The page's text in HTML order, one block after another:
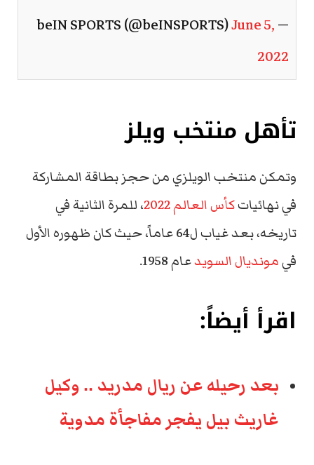
— beIN SPORTS (@beINSPORTS)
June 5,
2022
تأهل منتخب ويلز
وتمكن منتخب الويلزي من حجز بطاقة المشاركة
في نهائياتكأس العالم 2022
، للمرة الثانية في
تاريخه، بعد غياب ل64 عاماً، حيث كان ظهوره الأول
فيمونديال السويدعام 1958.
اقرأ أيضاً:
بعد رحيله عن ريال مدريد .. وكيل
غاريث بيل يفجر مفاجأة مدوية